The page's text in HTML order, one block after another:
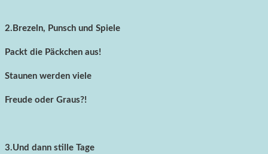
2.Brezeln, Punsch und Spiele
Packt die Päckchen aus!
Staunen werden viele
Freude oder Graus?!
3.Und dann stille Tage